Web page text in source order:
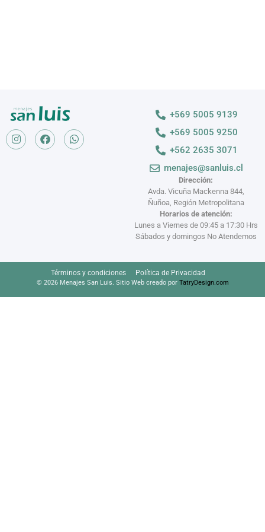
Dirección:
Avda. Vicuña Mackenna 844,
Ñuñoa, Región Metropolitana
Horarios de atención:
Lunes a Viernes de 09:45 a 17:30 Hrs
Sábados y domingos No Atendemos
+569 5005 9139
+569 5005 9250
+562 2635 3071
menajes@sanluis.cl
Términos y condiciones Política de Privacidad
© 2026 Menajes San Luis. Sitio Web creado por TatryDesign.com